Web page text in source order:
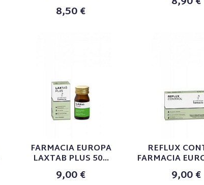
8,50 €
FARMACIA EUROPA
LAXTAB PLUS 50...
9,00 €
REFLUX
FARMACIA
9,00 €